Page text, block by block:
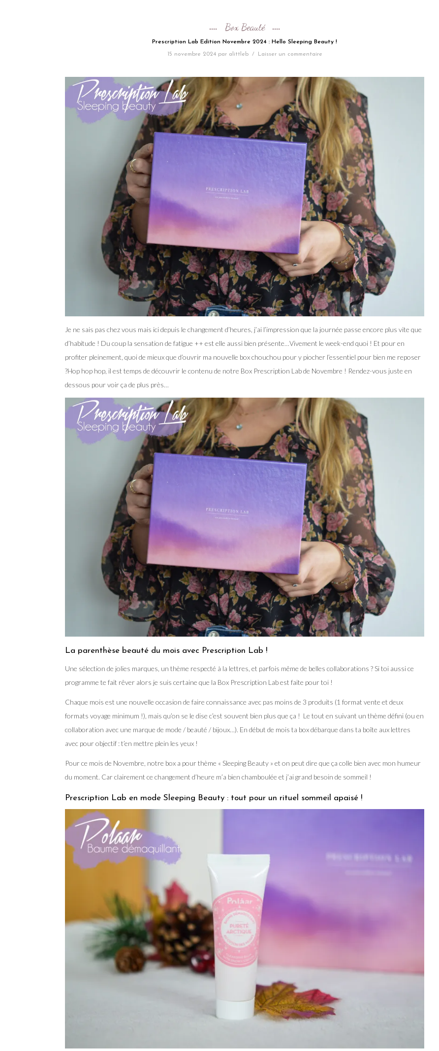
Box Beauté
Prescription Lab Edition Novembre 2024 : Hello Sleeping Beauty !
15 novembre 2024 par alittleb / Laisser un commentaire
Je ne sais pas chez vous mais ici depuis le changement d’heures, j’ai l’impression que la journée passe encore plus vite que
d’habitude ! Du coup la sensation de fatigue ++ est elle aussi bien présente…Vivement le week-end quoi ! Et pour en
profiter pleinement, quoi de mieux que d’ouvrir ma nouvelle box chouchou pour y piocher l’essentiel pour bien me reposer
?Hop hop hop, il est temps de découvrir le contenu de notre Box Prescription Lab de Novembre ! Rendez-vous juste en
dessous pour voir ça de plus près…
La parenthèse beauté du mois avec Prescription Lab !
Une sélection de jolies marques, un thème respecté à la lettres, et parfois même de belles collaborations ? Si toi aussi ce
programme te fait rêver alors je suis certaine que la Box Prescription Lab est faite pour toi !
Chaque mois est une nouvelle occasion de faire connaissance avec pas moins de 3 produits (1 format vente et deux
formats voyage minimum !), mais qu’on se le dise c’est souvent bien plus que ça ! Le tout en suivant un thème défini (ou en
collaboration avec une marque de mode / beauté / bijoux…). En début de mois ta box débarque dans ta boîte aux lettres
avec pour objectif : t’en mettre plein les yeux !
Pour ce mois de Novembre, notre box a pour thème « Sleeping Beauty » et on peut dire que ça colle bien avec mon humeur
du moment. Car clairement ce changement d’heure m’a bien chamboulée et j’ai grand besoin de sommeil !
Prescription Lab en mode Sleeping Beauty : tout pour un rituel sommeil apaisé !